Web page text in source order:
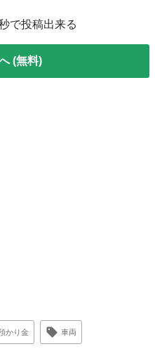
で投稿出来る
(無料)
かり金 車両